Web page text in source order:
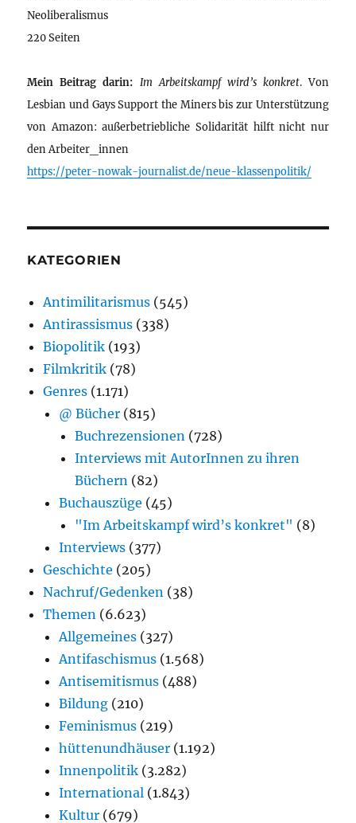
Neoliberalismus
220 Seiten
Mein Beitrag darin: Im Arbeitskampf wird’s konkret. Von
Lesbian und Gays Support the Miners bis zur Unterstützung
von Amazon: außerbetriebliche Solidarität hilft nicht nur
den Arbeiter_innen
https://peter-nowak-journalist.de/neue-klassenpolitik/
KATEGORIEN
Antimilitarismus (545)
Antirassismus (338)
Biopolitik (193)
Filmkritik (78)
Genres (1.171)
@ Bücher (815)
Buchrezensionen (728)
Interviews mit AutorInnen zu ihren
Büchern (82)
Buchauszüge (45)
"Im Arbeitskampf wird’s konkret" (8)
Interviews (377)
Geschichte (205)
Nachruf/Gedenken (38)
Themen (6.623)
Allgemeines (327)
Antifaschismus (1.568)
Antisemitismus (488)
Bildung (210)
Feminismus (219)
hüttenundhäuser (1.192)
Innenpolitik (3.282)
International (1.843)
Kultur (679)